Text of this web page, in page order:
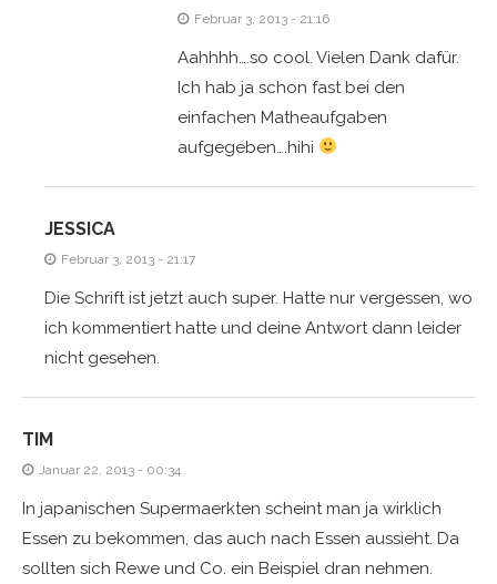
Februar 3, 2013 - 21:16
Aahhhh….so cool. Vielen Dank dafür.
Ich hab ja schon fast bei den
einfachen Matheaufgaben
aufgegeben….hihi
JESSICA
Februar 3, 2013 - 21:17
Die Schrift ist jetzt auch super. Hatte nur vergessen, wo
ich kommentiert hatte und deine Antwort dann leider
nicht gesehen.
TIM
Januar 22, 2013 - 00:34
In japanischen Supermaerkten scheint man ja wirklich
Essen zu bekommen, das auch nach Essen aussieht. Da
sollten sich Rewe und Co. ein Beispiel dran nehmen.